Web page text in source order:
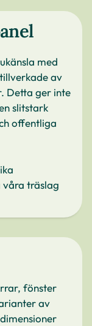
med
av
Detta ger inte
slitstark
offentliga
våra träslag
fönster
av